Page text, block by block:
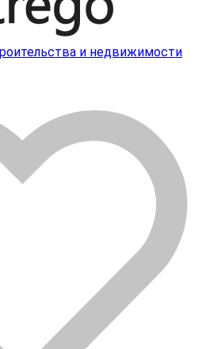
и недвижимости